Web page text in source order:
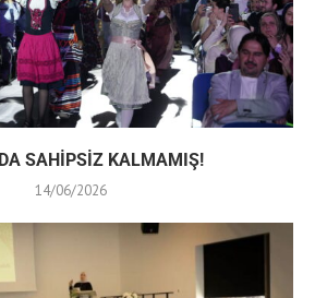
SAHİPSİZ KALMAMIŞ!
14/06/2026